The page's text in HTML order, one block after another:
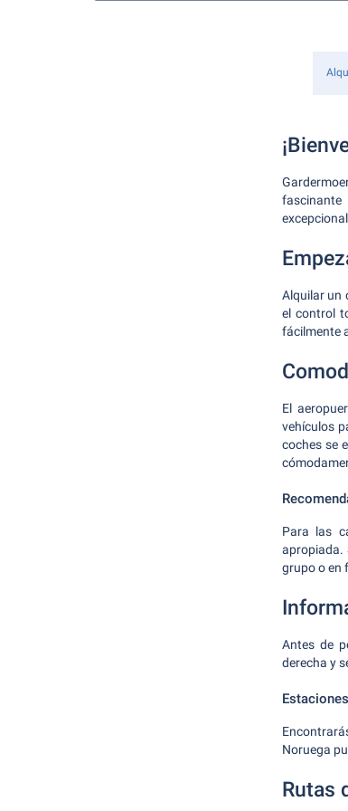
fascinante
Alquilar un
el control
fácilmente
El
vehículos
coches se
Para las
apropiada.
grupo o en
Antes de
derecha y
Noruega
Rutas